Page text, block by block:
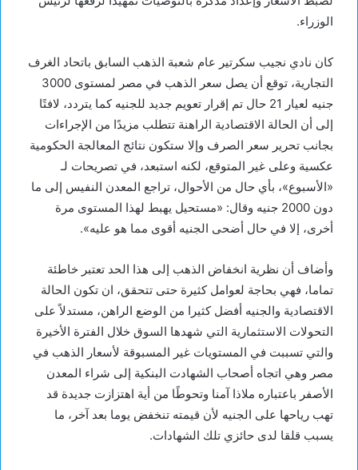
الوزراء.
كان نادي نجيب سكرتير عام شعبة الذهب السابق باتحاد الغرف
التجارية، توقع أن يصل سعر الذهب في مصر لمستوى 3000
جنيه لعيار 21 حال تم إقرار تعويم جديد للجنيه كما يتردد، لافتًا
إلى أن الحالة الاقتصادية الراهنة تتطلب مزيدًا من الإجراءات
بجانب تحرير سعر الصرف وإلا ستكون نتائج المعالجة الحكومية
عكسية وعلى غير المتوقع، لكنه استبعد، في تصريحات لـ
«الأسبوع»، بأي حال من الأحوال، تراجع المعدن النفيس إلى ما
دون 2000 جنيه وقال: «مستحيل يهبط لهذا المستوى مرة
أخرى، إلا في حال أضحى الجنيه أقوى مما هو عليه».
وأضاف أن نظرية انخفاض الذهب إلى هذا الحد تعتبر خاطئة
تماما، فهي بحاجة لعوامل كثيرة حتى تتحقق، ان تكون الحالة
الاقتصادية والجنيه أفضل كثيرا من الوضع الراهن، مستدلاً على
التحولات الاستثمارية التي شهدها السوق خلال الفترة الأخيرة
والتي تسببت في المستويات غير المسبوقة لأسعار الذهب في
مصر وهي اتجاه أصحاب الشهادت البنكية إلى شراء المعدن
الأصفر باعتباره ملاذا آمنا وتحوطًا من أية اهتزازت جديدة قد
تهب رياحها على الجنيه لأن قيمته تنخفض يوما بعد آخر، ما
يسبب قلقا لدى حائزي تلك الشهادات.